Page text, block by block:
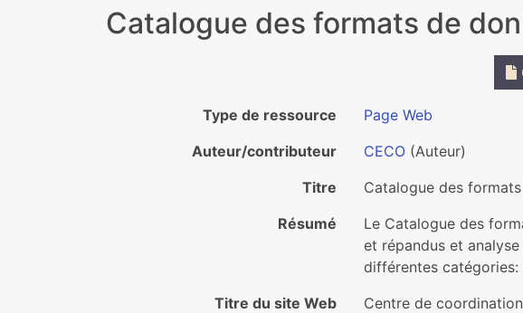
Catalogue des formats de
Type de ressource
Page Web
Auteur/contributeur
CECO (Auteur)
Titre
Catalogue des
Résumé
Le Catalogue des
et répandus et
différentes catégories:
Titre du site Web
Centre de